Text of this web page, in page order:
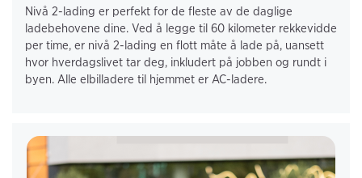
Nivå 2-lading er perfekt for de fleste av de daglige
ladebehovene dine. Ved å legge til 60 kilometer rekkevidde
per time, er nivå 2-lading en flott måte å lade på, uansett
hvor hverdagslivet tar deg, inkludert på jobben og rundt i
byen. Alle elbilladere til hjemmet er AC-ladere.